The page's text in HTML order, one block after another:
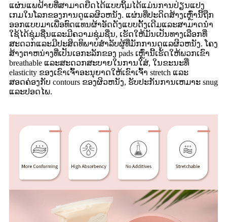
ແຜ່ນແພຝ້າຍທີ່ສາມາດຍືດໄດ້ແບບຖິ້ມໄດ້ແມ່ນການປ່ຽນແປງ
ເກມໃນໂລກຂອງການດູແລຜິວຫນັງ. ແຜ່ນທີ່ປະດິດສ້າງເຫຼົ່ານີ້ຖືກ
ອອກແບບມາເພື່ອທົດແທນຜ້າອັດດັງແບບດັ້ງເດີມແລະສາມາດນໍາ
ໃຊ້ໄດ້ຊຸ່ມຊື່ນແລະມີຄວາມຊຸ່ມຊື່ນ, ເຮັດໃຫ້ມັນເປັນທາງເລືອກທີ່
ສະດວກແລະມີປະສິດທິພາບສໍາລັບຜູ້ທີ່ມັກການດູແລຜິວຫນັງ. ໂຄງ
ສ້າງຕາຫນ່າງທີ່ເປັນເອກະລັກຂອງ pads ເຫຼົ່ານີ້ເຮັດໃຫ້ພວກເຂົາ
breathable ແລະສະດວກສະບາຍໃນການໃສ່, ໃນຂະນະທີ່
elasticity ຂອງເຂົາເຈົ້າອະນຸຍາດໃຫ້ເຂົາເຈົ້າ stretch ແລະ
ສອດຄ່ອງກັບ contours ຂອງຜິວຫນັງ, ຮັບປະກັນການເຫມາະ snug
ແລະປອດໄພ.